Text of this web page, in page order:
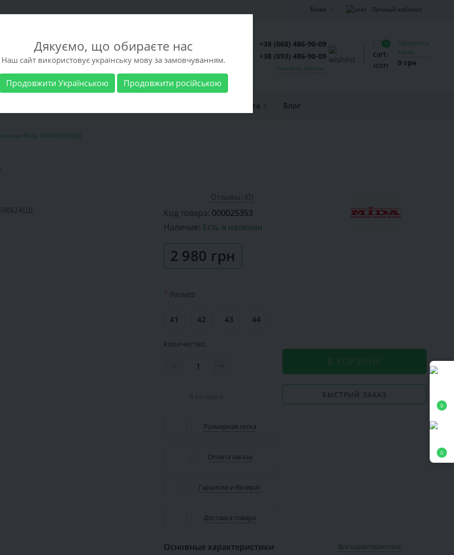
0
0
Мова Личный кабинет
+38 (068) 486-90-09
+38 (093) 486-90-09
Заказать звонок
0
Оформить
заказ
0 грн
Доставка и оплата Блог
Mida 140469(824Ш)
Отзывы: (0)
Код товара: 000025353
Наличие: Есть в наличии
2 980 грн
* Размер
41 42 43 44
Количество:
- + В КОРЗИНУ
БЫСТРЫЙ ЗАКАЗ
Размерная сетка
Оплата заказа
Гарантии и Возврат
Доставка товара
Основные характеристики
Все характеристики
Дякуємо, що обираєте нас
Наш сайт використовує українську мову за замовчуванням.
Продовжити Українською Продовжити російською